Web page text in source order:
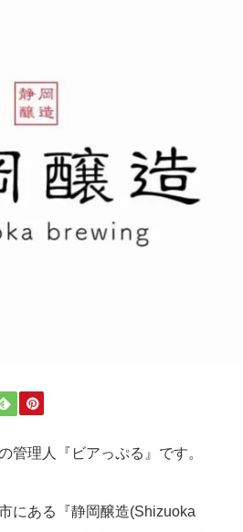
管理人『ビアっぷる』です。
にある『静岡醸造(Shizuoka